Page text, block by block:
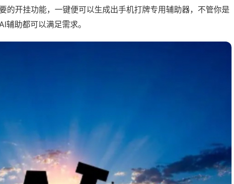
的开挂功能，一键便可以生成出手机打牌专用辅助器，不管你是
辅助都可以满足需求。